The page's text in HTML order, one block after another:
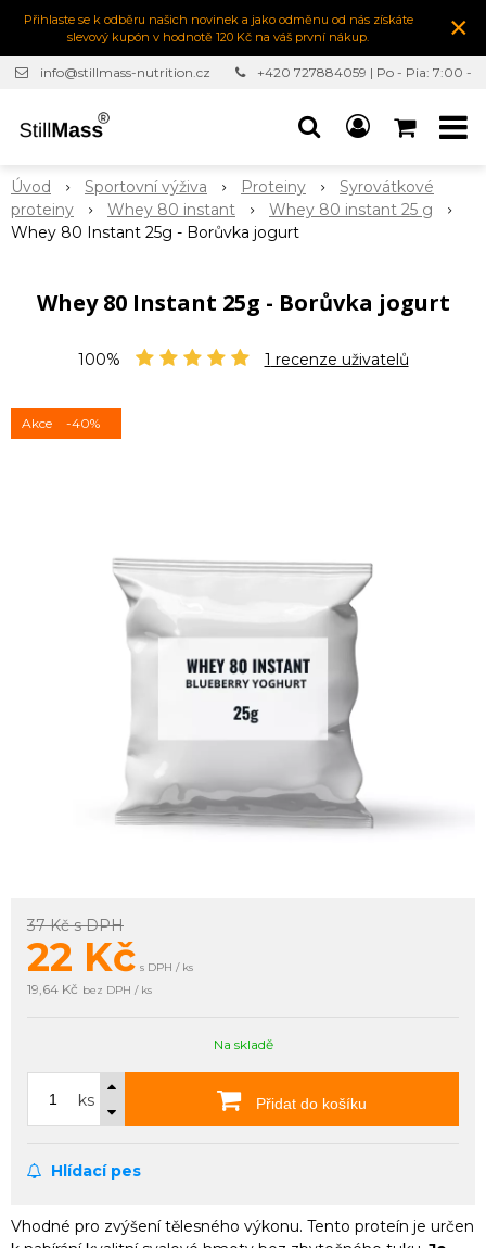
Přihlaste se k odběru našich novinek a jako odměnu od nás získáte
slevový kupón v hodnotě 120 Kč na váš první nákup.
×
info@stillmass-nutrition.cz
+420 727884059 | Po - Pia: 7:00 -
Úvod Sportovní výživa Proteiny
Syrovátkové
proteiny
Whey 80 instant
Whey 80 instant 25 g
Whey 80 Instant 25g - Borůvka jogurt
Whey 80 Instant 25g - Borůvka jogurt
100% 1 recenze uživatelů
Akce -40%
37 Kčs DPH
22 Kč s DPH / ks
19,64 Kč bez DPH / ks
Na skladě
ks Přidat do košíku
Hlídací pes
Vhodné pro zvýšení tělesného výkonu. Tento proteín je určen